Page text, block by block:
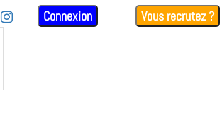
 Connexion Vous recrutez ?